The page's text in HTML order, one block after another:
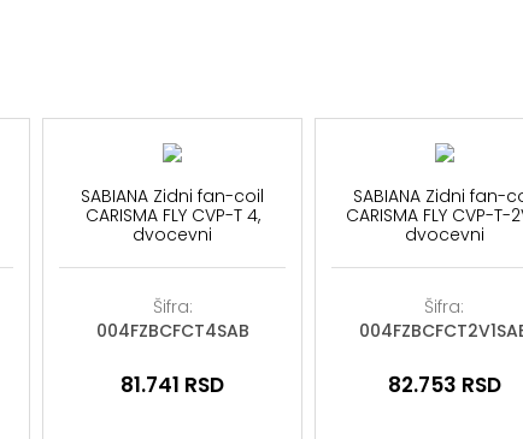
SABIANA Zidni fan-coil
CARISMA FLY CVP-T 4,
dvocevni
Šifra:
004FZBCFCT4SAB
81.741 RSD
SABIANA Zidni fan-
CARISMA FLY CVP-T-
dvocevni
Šifra:
82.753 RSD